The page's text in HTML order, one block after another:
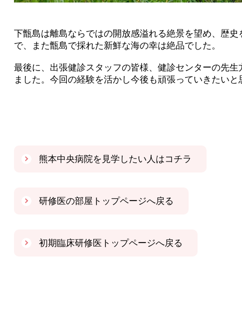
下甑島は離島ならではの開放感溢れる絶景を望め、歴
で、また甑島で採れた新鮮な海の幸は絶品でした。
最後に、出張健診スタッフの皆様、健診センターの先
ました。今回の経験を活かし今後も頑張っていきたいと
熊本中央病院を見学したい人はコチラ
研修医の部屋トップページへ戻る
初期臨床研修医トップページへ戻る